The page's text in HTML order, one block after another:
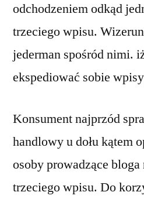
odchodzeniem odkąd
trzeciego wpisu.
jederman spośród nimi.
ekspediować sobie
Konsument najprzód
handlowy u dołu kątem
osoby prowadzące
trzeciego wpisu. Do